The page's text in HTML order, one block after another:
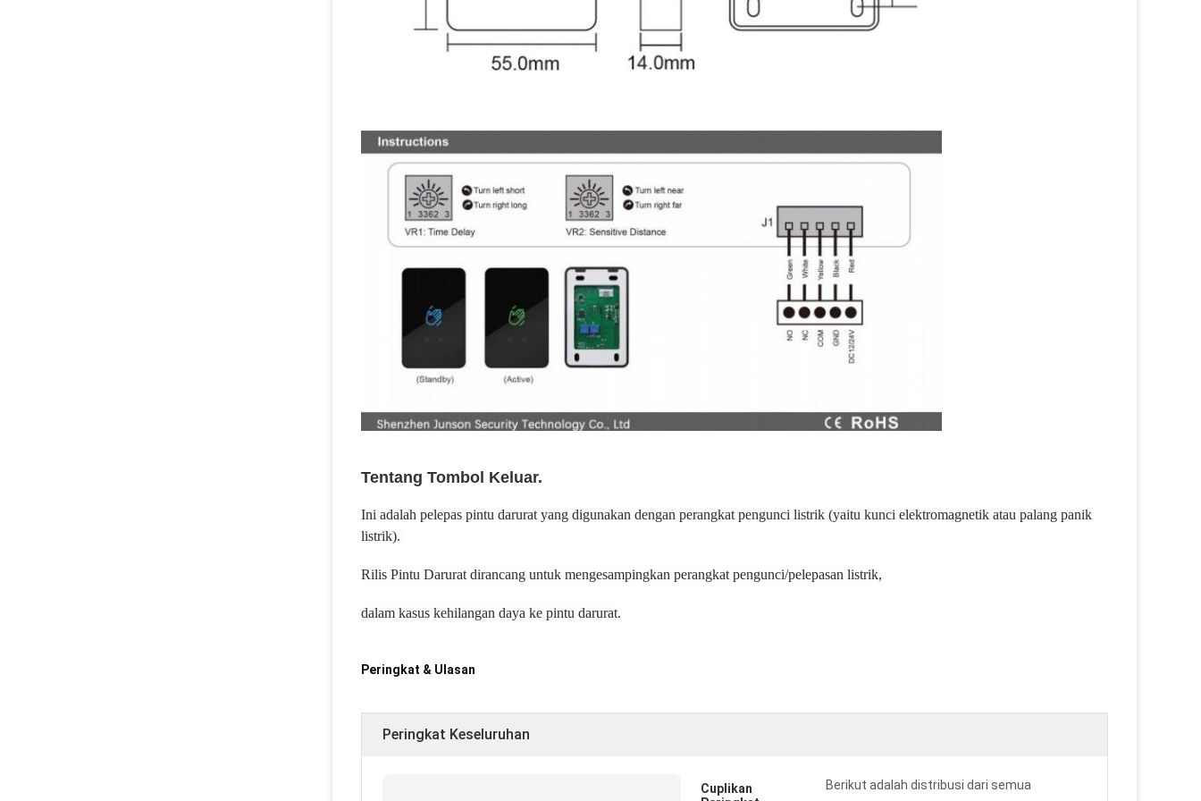
Tentang Tombol Keluar.
Ini adalah pelepas pintu darurat yang digunakan dengan perangkat pengunci listrik (yaitu kunci elektromagnetik atau palang panik
listrik).
Rilis Pintu Darurat dirancang untuk mengesampingkan perangkat pengunci/pelepasan listrik,
dalam kasus kehilangan daya ke pintu darurat.
Peringkat & Ulasan
Peringkat Keseluruhan
Cuplikan
Berikut adalah distribusi dari semua